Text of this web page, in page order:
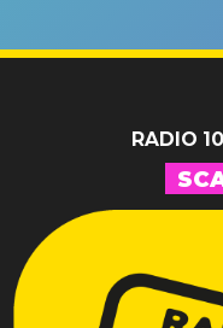
RADIO